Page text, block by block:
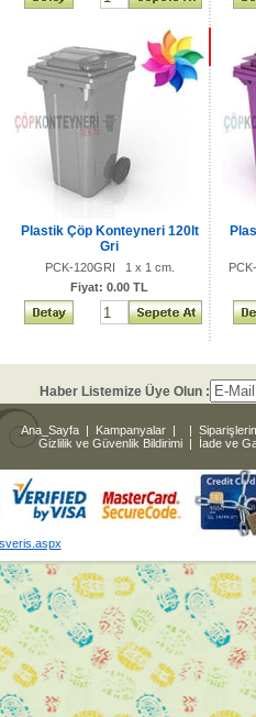
Plastik Çöp Konteyneri 120lt
Gri
PCK-120GRI 1 x 1 cm.
Fiyat: 0.00 TL
Haber Listemize Üye Olun :
Ana_Sayfa| Kampanyalar| |
Gizlilik ve Güvenlik Bildirimi | İade ve